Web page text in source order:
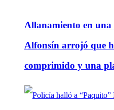
Allanamiento en
Alfonsín arrojó que
comprimido y una